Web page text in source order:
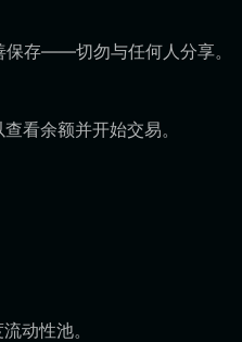
保存——切勿与任何人分享。
看余额并开始交易。
动性池。